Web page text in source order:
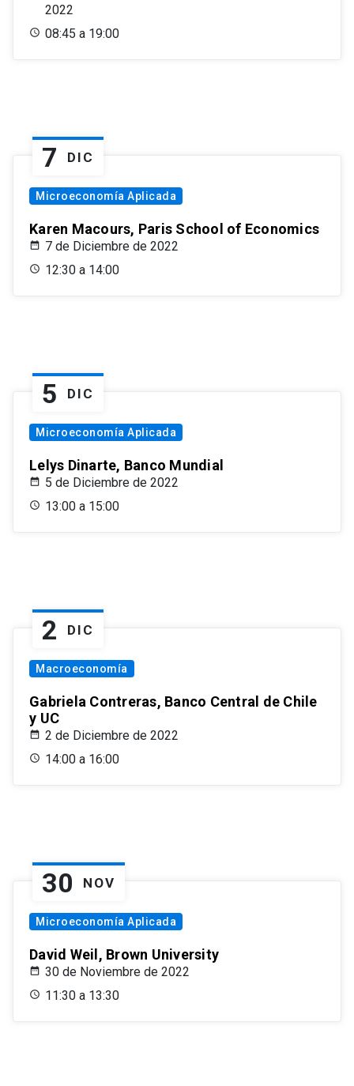
2022
08:45 a 19:00
7 DIC
Microeconomía Aplicada
Karen Macours, Paris School of Economics
7 de Diciembre de 2022
12:30 a 14:00
5 DIC
Microeconomía Aplicada
Lelys Dinarte, Banco Mundial
5 de Diciembre de 2022
13:00 a 15:00
2 DIC
Macroeconomía
Gabriela Contreras, Banco Central de Chile
y UC
2 de Diciembre de 2022
14:00 a 16:00
30 NOV
Microeconomía Aplicada
David Weil, Brown University
30 de Noviembre de 2022
11:30 a 13:30